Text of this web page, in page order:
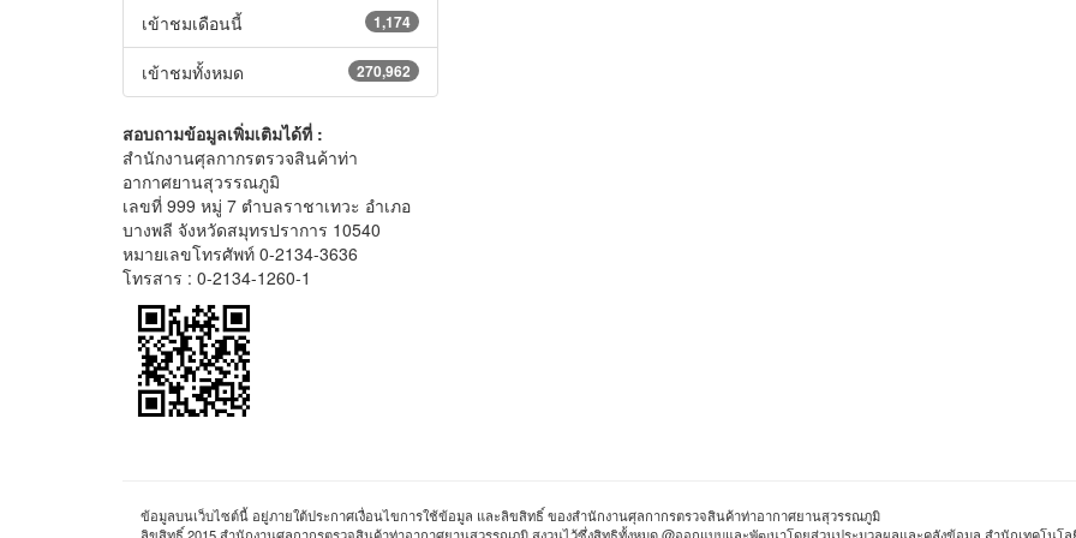
1,174
เข้าชมเดือนนี้
270,962
เข้าชมทั้งหมด
สอบถามข้อมูลเพิ่มเติมได้ที่ :
สำนักงานศุลกากรตรวจสินค้าท่า
อากาศยานสุวรรณภูมิ
เลขที่ 999 หมู่ 7 ตำบลราชาเทวะ อำเภอ
บางพลี จังหวัดสมุทรปราการ 10540
หมายเลขโทรศัพท์ 0-2134-3636
โทรสาร : 0-2134-1260-1
ข้อมูลบนเว็บไซต์นี้ อยู่ภายใต้ประกาศเงื่อนไขการใช้ข้อมูล และลิขสิทธิ์ ของสำนักงานศุลกากรตรวจสินค้าท่าอากาศยานสุวรรณภูมิ